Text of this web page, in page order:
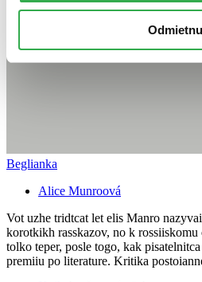
Beglianka
Alice Munroová
Vot uzhe tridtcat let elis Manro
korotkikh rasskazov, no k
tolko teper, posle togo, kak
premiiu po literature. Kritika